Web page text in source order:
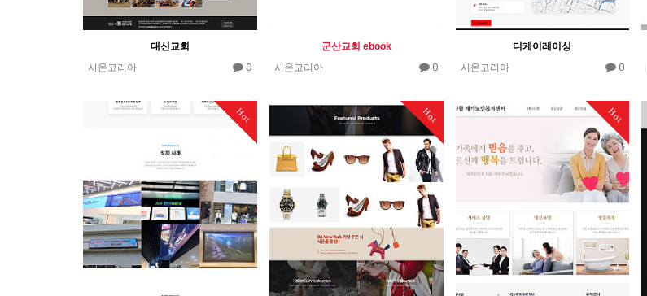
대신교회
시온코리아
0
군산교회 ebook
시온코리아
0
디케이레이싱
시온코리아
0
Hot Hot Hot